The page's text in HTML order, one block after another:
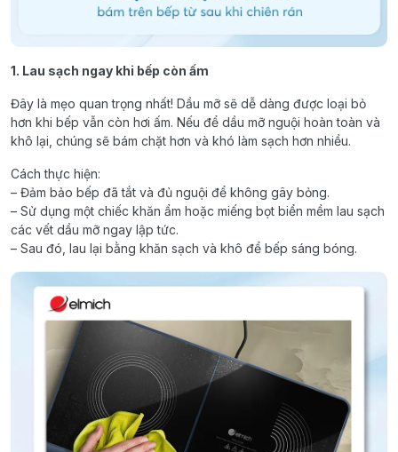
1. Lau sạch ngay khi bếp còn ấm
Đây là mẹo quan trọng nhất! Dầu mỡ sẽ dễ dàng được loại bỏ
hơn khi bếp vẫn còn hơi ấm. Nếu để dầu mỡ nguội hoàn toàn và
khô lại, chúng sẽ bám chặt hơn và khó làm sạch hơn nhiều.
Cách thực hiện:
– Đảm bảo bếp đã tắt và đủ nguội để không gây bỏng.
– Sử dụng một chiếc khăn ẩm hoặc miếng bọt biển mềm lau sạch
các vết dầu mỡ ngay lập tức.
– Sau đó, lau lại bằng khăn sạch và khô để bếp sáng bóng.